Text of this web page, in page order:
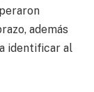
además
identificar al